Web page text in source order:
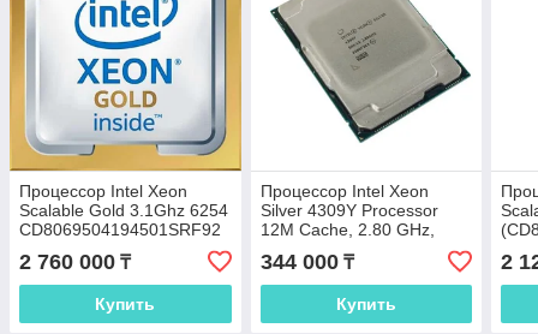
Процессор Intel Xeon
Scalable Gold 3.1Ghz 6254
CD8069504194501SRF92
2 760 000 ₸
Купить
Процессор Intel Xeon
Silver 4309Y Processor
12M Cache, 2.80 GHz,
344 000₸
Купить
2